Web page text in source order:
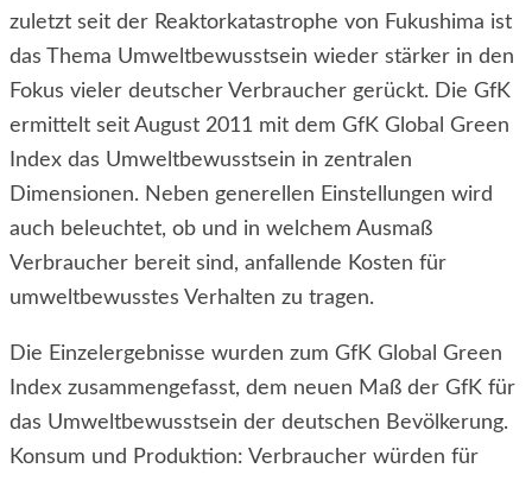
zuletzt seit der Reaktorkatastrophe von Fukushima ist
das Thema Umweltbewusstsein wieder stärker in den
Fokus vieler deutscher Verbraucher gerückt. Die GfK
ermittelt seit August 2011 mit dem GfK Global Green
Index das Umweltbewusstsein in zentralen
Dimensionen. Neben generellen Einstellungen wird
auch beleuchtet, ob und in welchem Ausmaß
Verbraucher bereit sind, anfallende Kosten für
umweltbewusstes Verhalten zu tragen.
Die Einzelergebnisse wurden zum GfK Global Green
Index zusammengefasst, dem neuen Maß der GfK für
das Umweltbewusstsein der deutschen Bevölkerung.
Konsum und Produktion: Verbraucher würden für